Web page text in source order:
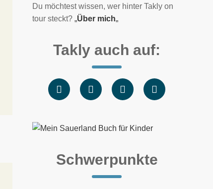
Du möchtest wissen, wer hinter Takly on
tour steckt? „Über mich„
Takly auch auf:
Schwerpunkte